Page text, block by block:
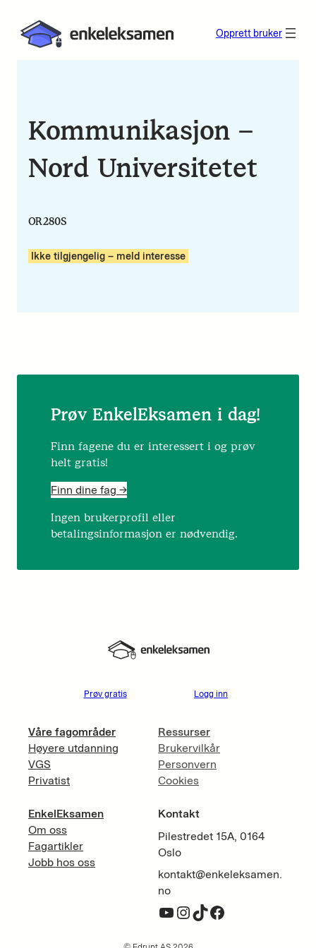
Opprett bruker
Kommunikasjon –
Nord Universitetet
OR280S
Ikke tilgjengelig – meld interesse
Prøv EnkelEksamen i dag!
Finn fagene du er interessert i og prøv
helt gratis!
Finn dine fag ->
Ingen brukerprofil eller
betalingsinformasjon er nødvendig.
Prøv gratis Logg inn
Våre fagområder
Høyere utdanning
VGS
Privatist
EnkelEksamen
Om oss
Fagartikler
Jobb hos oss
Ressurser
Brukervilkår
Personvern
Cookies
Kontakt
Pilestredet 15A, 0164
Oslo
kontakt@enkeleksamen.
no
YouTube InstagramTikTok Facebook